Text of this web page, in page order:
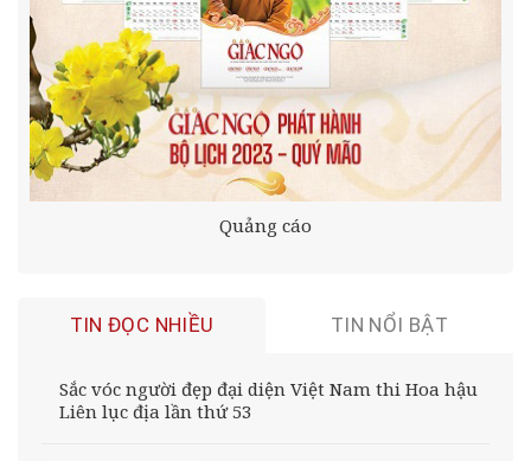
Quảng cáo
TIN ĐỌC NHIỀU TIN NỔI BẬT
Sắc vóc người đẹp đại diện Việt Nam thi Hoa hậu
Liên lục địa lần thứ 53